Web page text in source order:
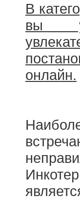
В
вы
онлайн.